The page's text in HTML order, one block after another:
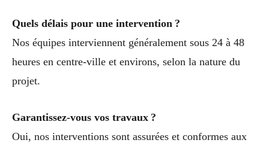
Quels délais pour une intervention ?
Nos équipes interviennent généralement sous 24 à 48
heures en centre-ville et environs, selon la nature du
projet.
Garantissez-vous vos travaux ?
Oui, nos interventions sont assurées et conformes aux